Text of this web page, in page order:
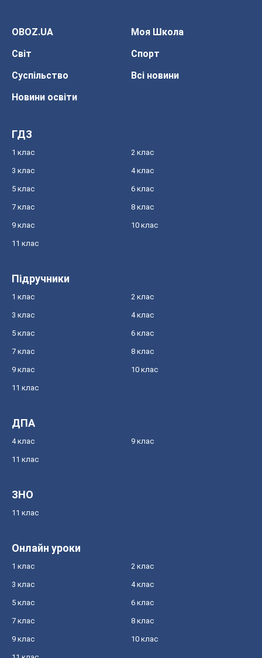
OBOZ.UA
Моя Школа
Світ
Спорт
Суспільство
Всі новини
Новини освіти
ГДЗ
1 клас 2 клас
3 клас 4 клас
5 клас 6 клас
7 клас 8 клас
9 клас 10 клас
11 клас
Підручники
1 клас 2 клас
3 клас 4 клас
5 клас 6 клас
7 клас 8 клас
9 клас 10 клас
11 клас
ДПА
4 клас 9 клас
11 клас
ЗНО
11 клас
Онлайн уроки
1 клас 2 клас
3 клас 4 клас
5 клас 6 клас
7 клас 8 клас
9 клас 10 клас